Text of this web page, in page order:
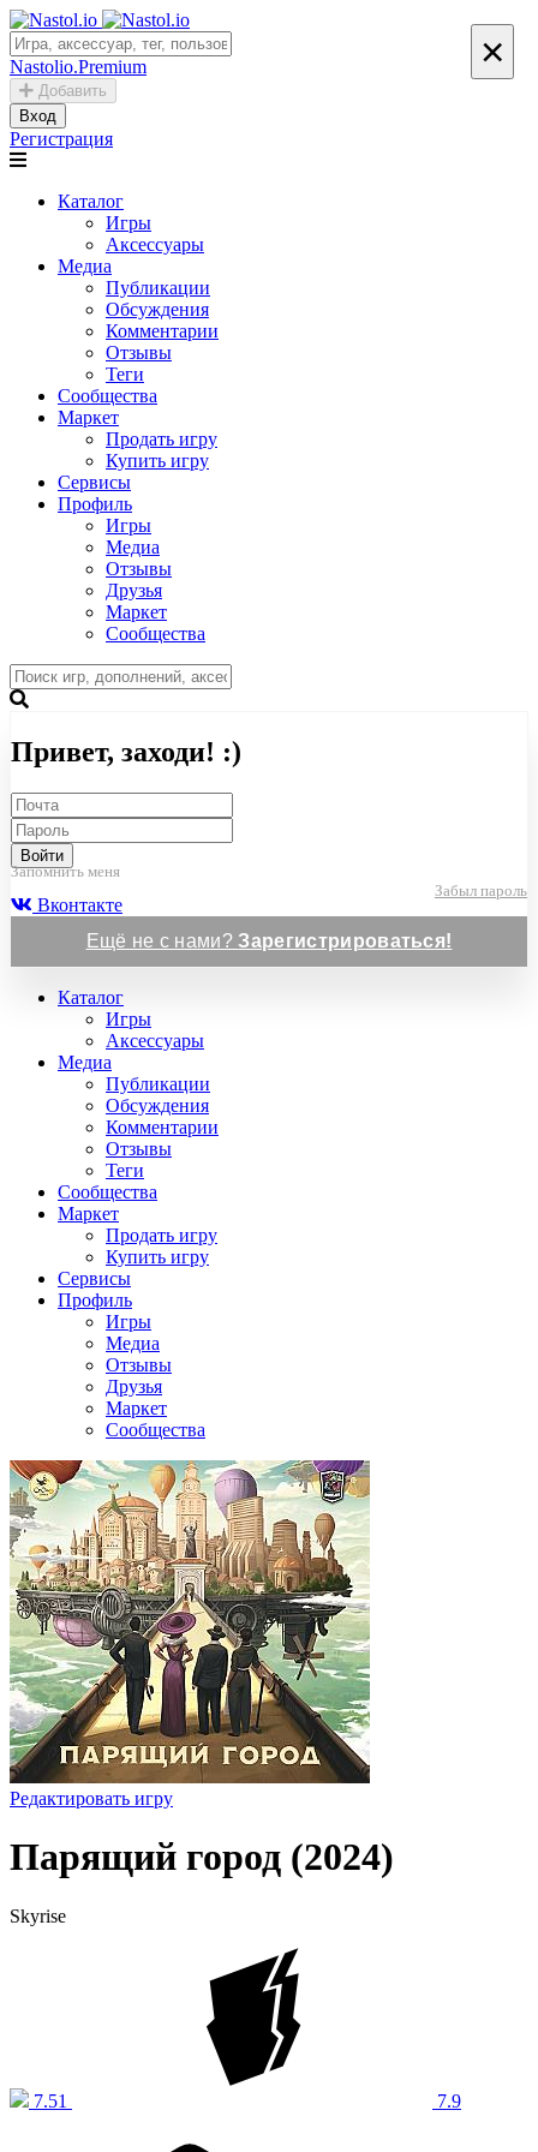
Nastolio.Premium
Добавить
Вход
Регистрация
Каталог
Игры
Аксессуары
Медиа
Публикации
Обсуждения
Комментарии
Отзывы
Теги
Сообщества
Маркет
Продать игру
Купить игру
Сервисы
Профиль
Игры
Медиа
Отзывы
Друзья
Маркет
Сообщества
×
Привет, заходи! :)
Войти
Запомнить меня
Забыл пароль
Вконтакте
Ещё не с нами?Зарегистрироваться!
Каталог
Игры
Аксессуары
Медиа
Публикации
Обсуждения
Комментарии
Отзывы
Теги
Сообщества
Маркет
Продать игру
Купить игру
Сервисы
Профиль
Игры
Медиа
Отзывы
Друзья
Маркет
Сообщества
Редактировать игру
Парящий город (2024)
Skyrise
7.51 7.9